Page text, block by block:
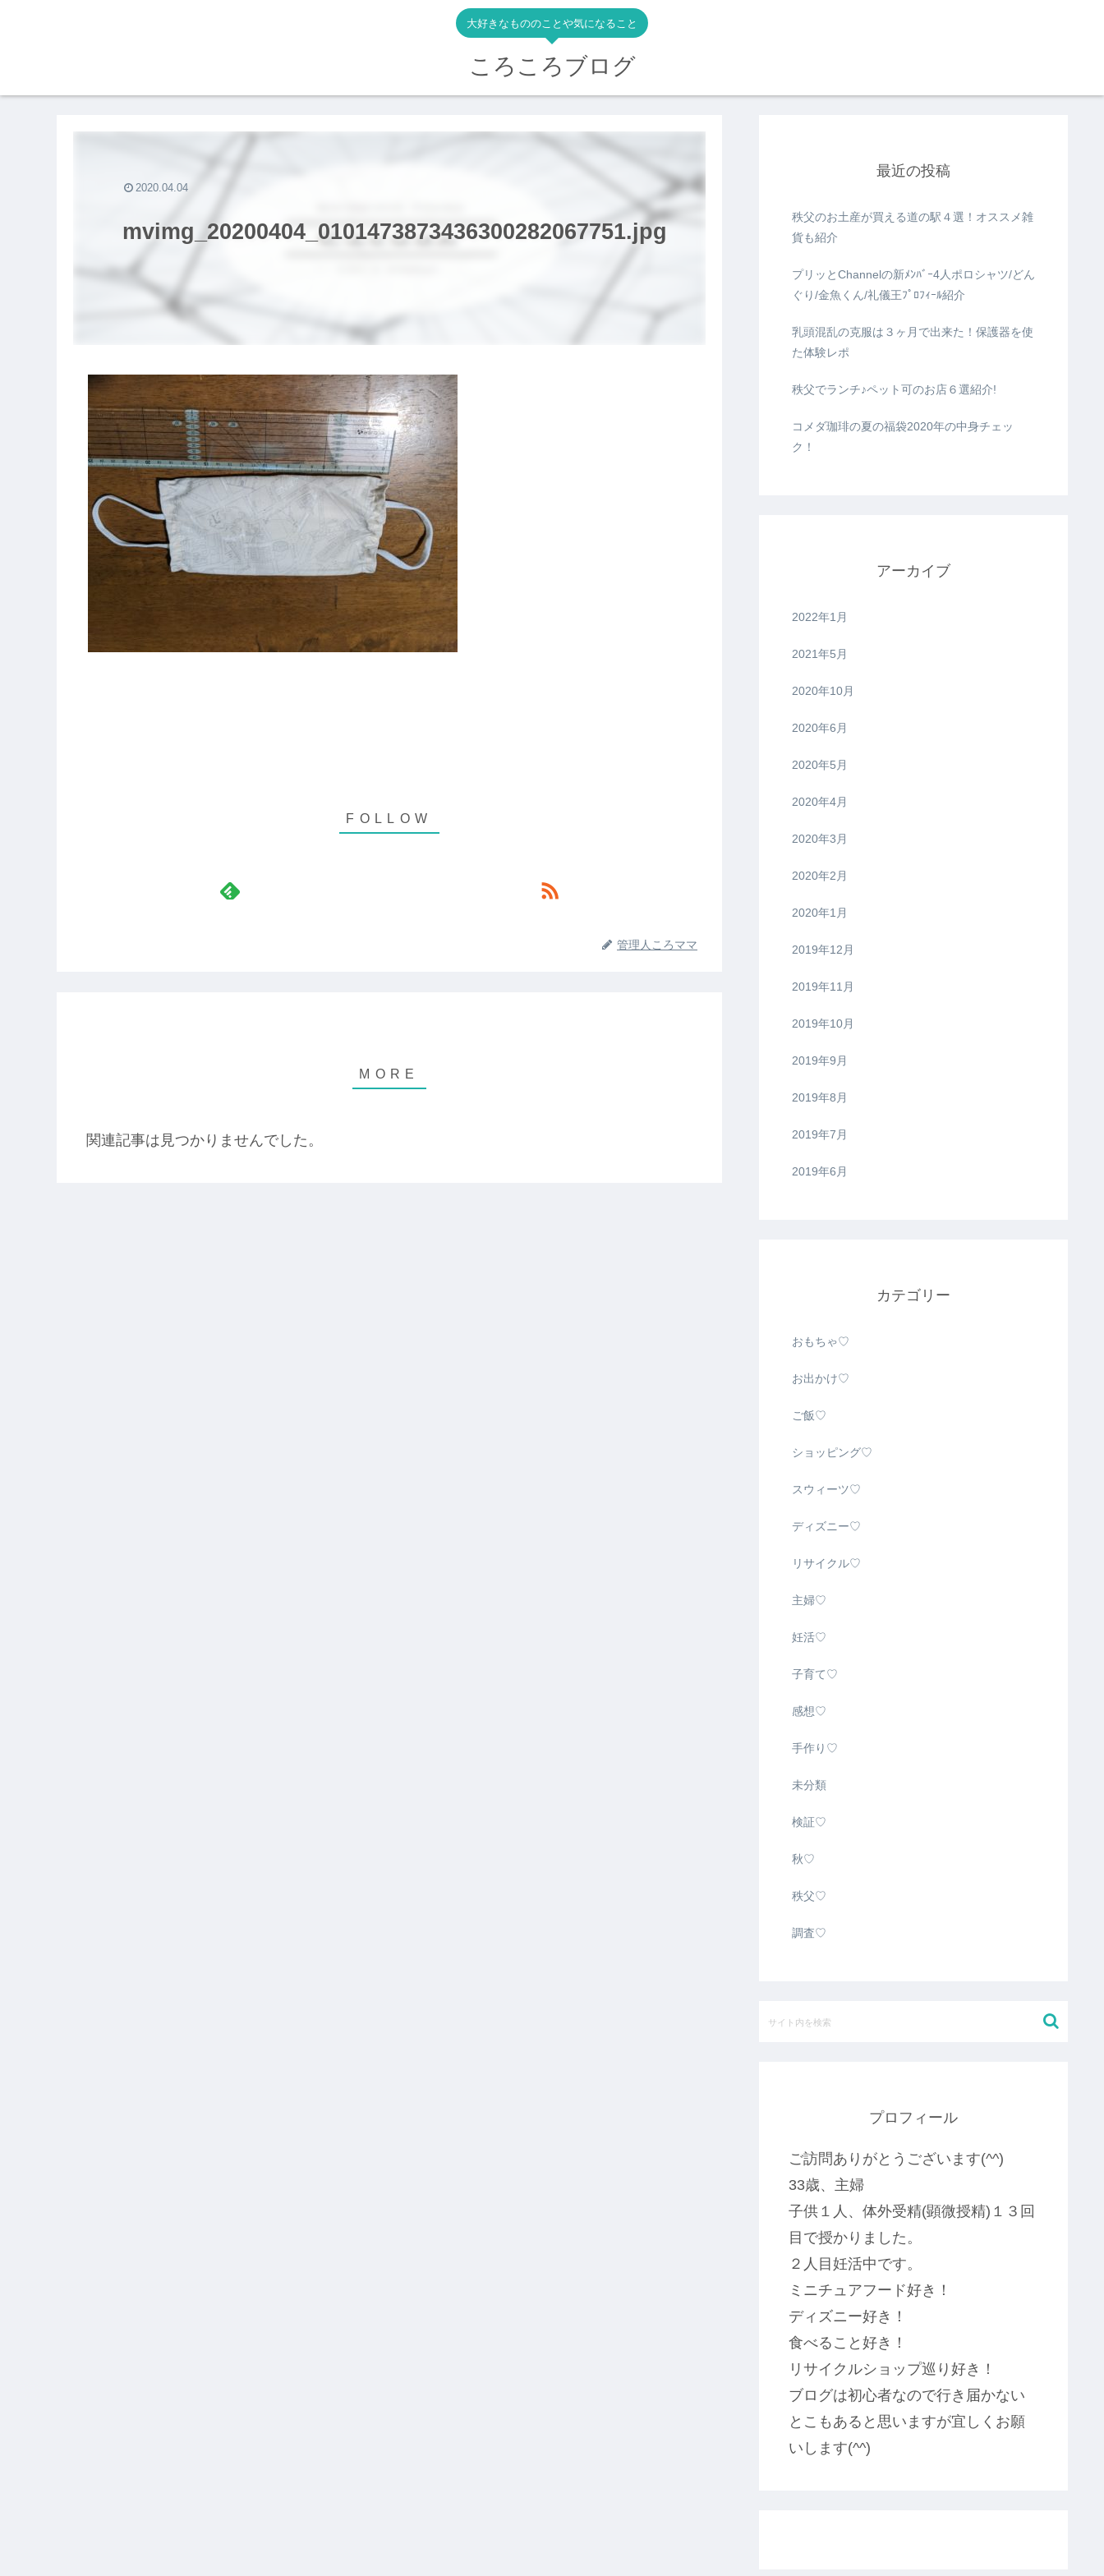
大好きなもののことや気になること
ころころブログ
mvimg_20200404_0101473873436300282067751.jpg
2020.04.04
管理人ころママ
関連記事は見つかりませんでした。
最近の投稿
秩父のお土産が買える道の駅４選！オススメ雑
貨も紹介
プリッとChannelの新ﾒﾝﾊﾞｰ4人ポロシャツ/どん
ぐり/金魚くん/礼儀王ﾌﾟﾛﾌｨｰﾙ紹介
乳頭混乱の克服は３ヶ月で出来た！保護器を使
た体験レポ
秩父でランチ♪ペット可のお店６選紹介!
コメダ珈琲の夏の福袋2020年の中身チェッ
ク！
アーカイブ
2022年1月
2021年5月
2020年10月
2020年6月
2020年5月
2020年4月
2020年3月
2020年2月
2020年1月
2019年12月
2019年11月
2019年10月
2019年9月
2019年8月
2019年7月
2019年6月
カテゴリー
おもちゃ♡
お出かけ♡
ご飯♡
ショッピング♡
スウィーツ♡
ディズニー♡
リサイクル♡
主婦♡
妊活♡
子育て♡
感想♡
手作り♡
未分類
検証♡
秋♡
秩父♡
調査♡
プロフィール
ご訪問ありがとうございます(^^)
33歳、主婦
子供１人、体外受精(顕微授精)１３回
目で授かりました。
２人目妊活中です。
ミニチュアフード好き！
ディズニー好き！
食べること好き！
リサイクルショップ巡り好き！
ブログは初心者なので行き届かない
とこもあると思いますが宜しくお願
いします(^^)